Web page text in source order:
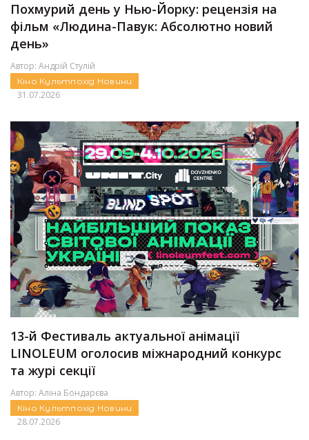
Похмурий день у Нью-Йорку: рецензія на
фільм «Людина-Павук: Абсолютно новий
день»
Автор: Андрій Стулій
Кіно Культпохід Новини
31.07.2026
13-й Фестиваль актуальної анімації
LINOLEUM оголосив міжнародний конкурс
та журі секції
Автор: Аліна Бондарєва
Кіно Культпохід Новини
28.07.2026